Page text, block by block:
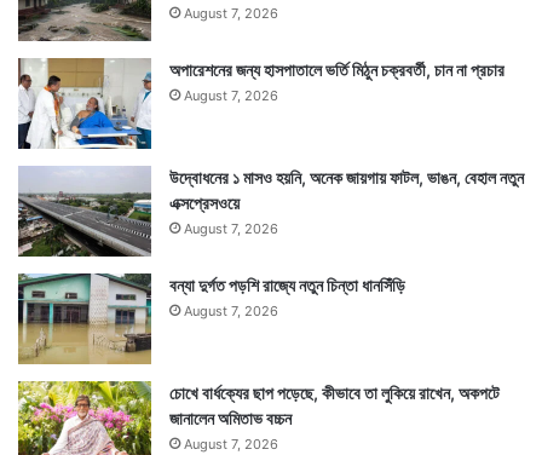
August 7, 2026
অপারেশনের জন্য হাসপাতালে ভর্তি মিঠুন চক্রবর্তী, চান না প্রচার
August 7, 2026
উদ্বোধনের ১ মাসও হয়নি, অনেক জায়গায় ফাটল, ভাঙন, বেহাল নতুন
এক্সপ্রেসওয়ে
August 7, 2026
বন্যা দুর্গত পড়শি রাজ্যে নতুন চিন্তা ধানসিঁড়ি
August 7, 2026
চোখে বার্ধক্যের ছাপ পড়েছে, কীভাবে তা লুকিয়ে রাখেন, অকপটে
জানালেন অমিতাভ বচ্চন
August 7, 2026